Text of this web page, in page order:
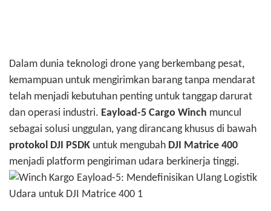
Dalam dunia teknologi drone yang berkembang pesat,
kemampuan untuk mengirimkan barang tanpa mendarat
telah menjadi kebutuhan penting untuk tanggap darurat
dan operasi industri. Eayload-5 Cargo Winch muncul
sebagai solusi unggulan, yang dirancang khusus di bawah
protokol DJI PSDK untuk mengubah DJI Matrice 400
menjadi platform pengiriman udara berkinerja tinggi.